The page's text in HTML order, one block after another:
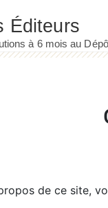
de ce site,